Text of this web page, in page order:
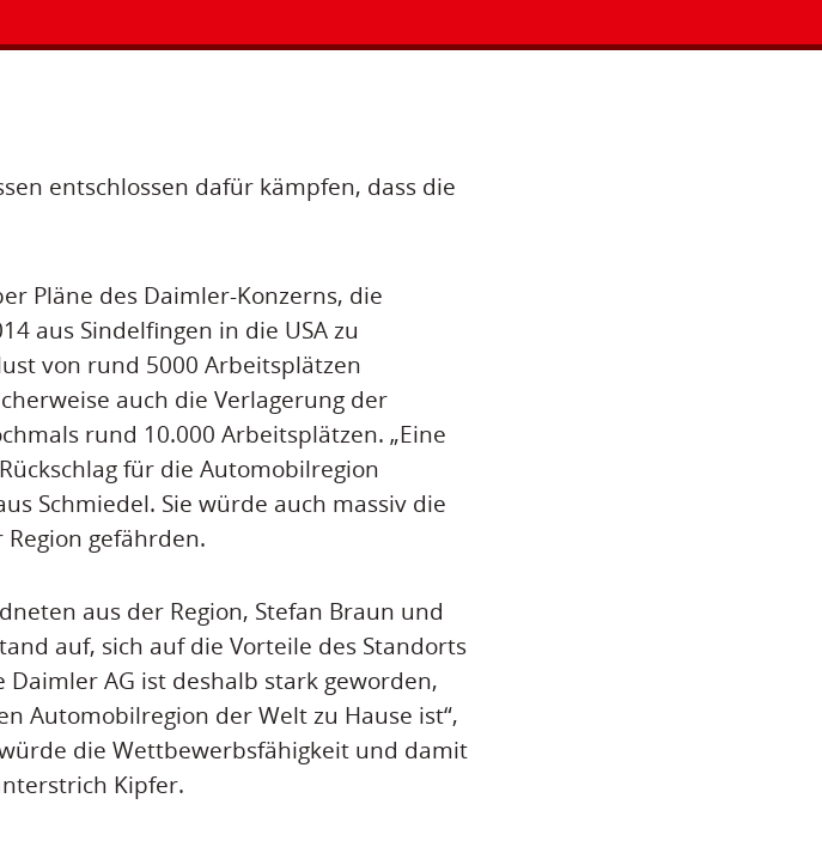
entschlossen dafür kämpfen, dass die
Pläne des Daimler-Konzerns, die
aus Sindelfingen in die USA zu
von rund 5000 Arbeitsplätzen
auch die Verlagerung der
rund 10.000 Arbeitsplätzen. „Eine
für die Automobilregion
Schmiedel. Sie würde auch massiv die
gefährden.
aus der Region, Stefan Braun und
auf, sich auf die Vorteile des Standorts
AG ist deshalb stark geworden,
Automobilregion der Welt zu Hause ist“,
die Wettbewerbsfähigkeit und damit
Kipfer.